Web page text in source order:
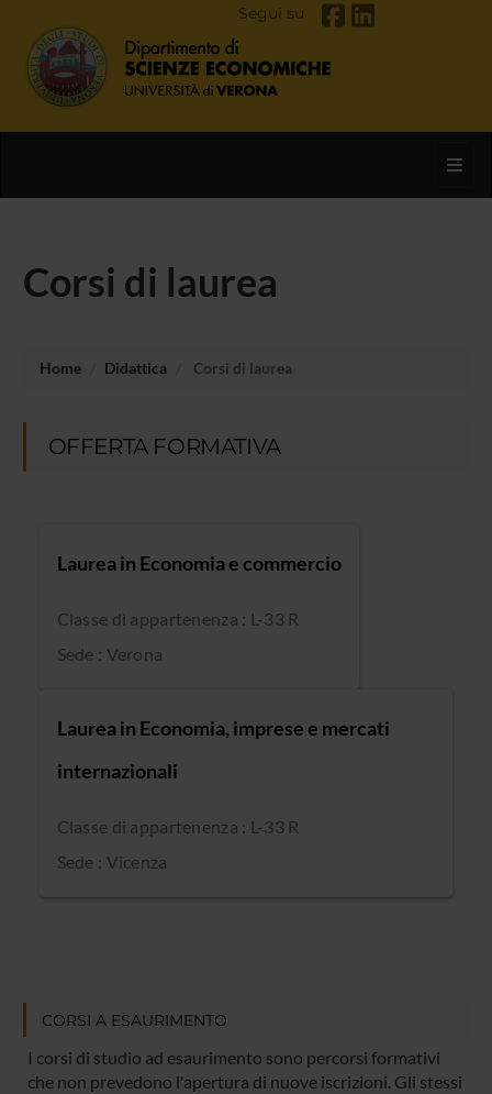
Segui su
Corsi di laurea
Home Didattica Corsi di laurea
OFFERTA FORMATIVA
Laurea in Economia e commercio
Classe di appartenenza : L-33 R
Sede : Verona
Laurea in Economia, imprese e mercati
internazionali
Classe di appartenenza : L-33 R
Sede : Vicenza
CORSI A ESAURIMENTO
I corsi di studio ad esaurimento sono percorsi formativi
che non prevedono l'apertura di nuove iscrizioni. Gli stessi